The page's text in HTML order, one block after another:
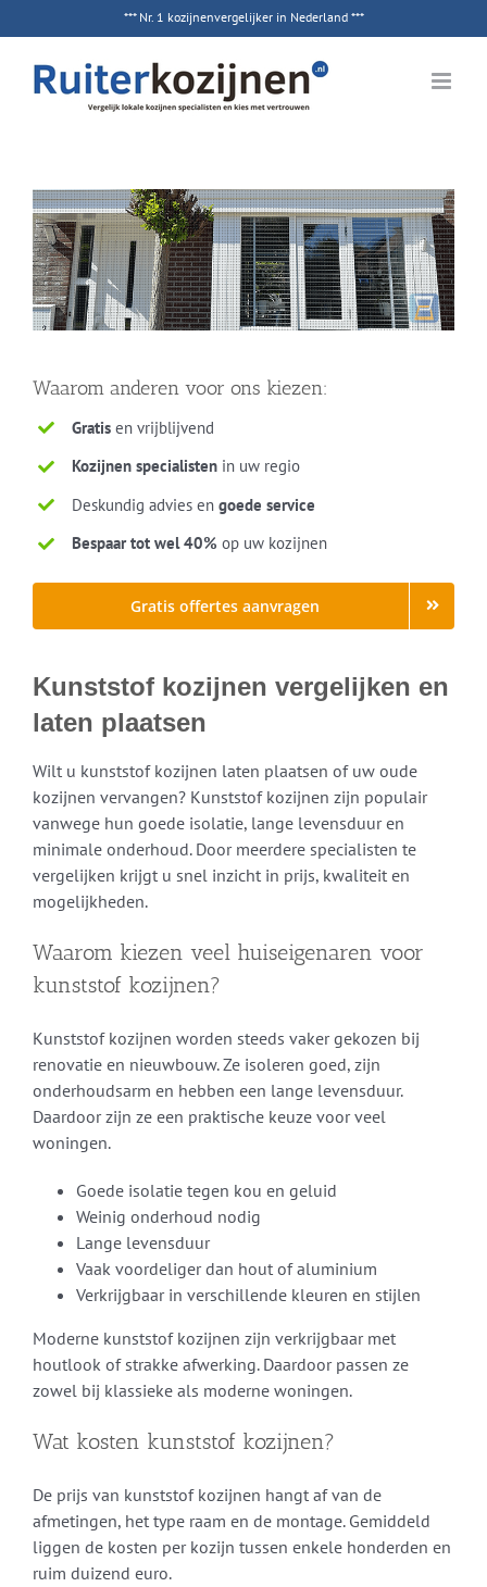
naar
inhoud
*** Nr. 1 kozijnenvergelijker in Nederland ***
Waarom anderen voor ons kiezen:
Gratisen vrijblijvend
Kozijnen specialistenin uw regio
Deskundig advies en goede service
Bespaar tot wel 40% op uw kozijnen
Gratis offertes aanvragen
Kunststof kozijnen vergelijken en
laten plaatsen
Wilt u kunststof kozijnen laten plaatsen of uw oude
kozijnen vervangen? Kunststof kozijnen zijn populair
vanwege hun goede isolatie, lange levensduur en
minimale onderhoud. Door meerdere specialisten te
vergelijken krijgt u snel inzicht in prijs, kwaliteit en
mogelijkheden.
Waarom kiezen veel huiseigenaren voor
kunststof kozijnen?
Kunststof kozijnen worden steeds vaker gekozen bij
renovatie en nieuwbouw. Ze isoleren goed, zijn
onderhoudsarm en hebben een lange levensduur.
Daardoor zijn ze een praktische keuze voor veel
woningen.
Goede isolatie tegen kou en geluid
Weinig onderhoud nodig
Lange levensduur
Vaak voordeliger dan hout of aluminium
Verkrijgbaar in verschillende kleuren en stijlen
Moderne kunststof kozijnen zijn verkrijgbaar met
houtlook of strakke afwerking. Daardoor passen ze
zowel bij klassieke als moderne woningen.
Wat kosten kunststof kozijnen?
De prijs van kunststof kozijnen hangt af van de
afmetingen, het type raam en de montage. Gemiddeld
liggen de kosten per kozijn tussen enkele honderden en
ruim duizend euro.